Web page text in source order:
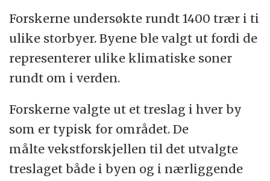
Forskerne undersøkte rundt 1400 trær i ti
ulike storbyer. Byene ble valgt ut fordi de
representerer ulike klimatiske soner
rundt om i verden.
Forskerne valgte ut et treslag i hver by
som er typisk for området. De
målte vekstforskjellen til det utvalgte
treslaget både i byen og i nærliggende